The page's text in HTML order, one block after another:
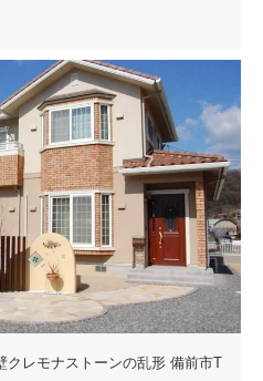
クレモナストーンの乱形 備前市T